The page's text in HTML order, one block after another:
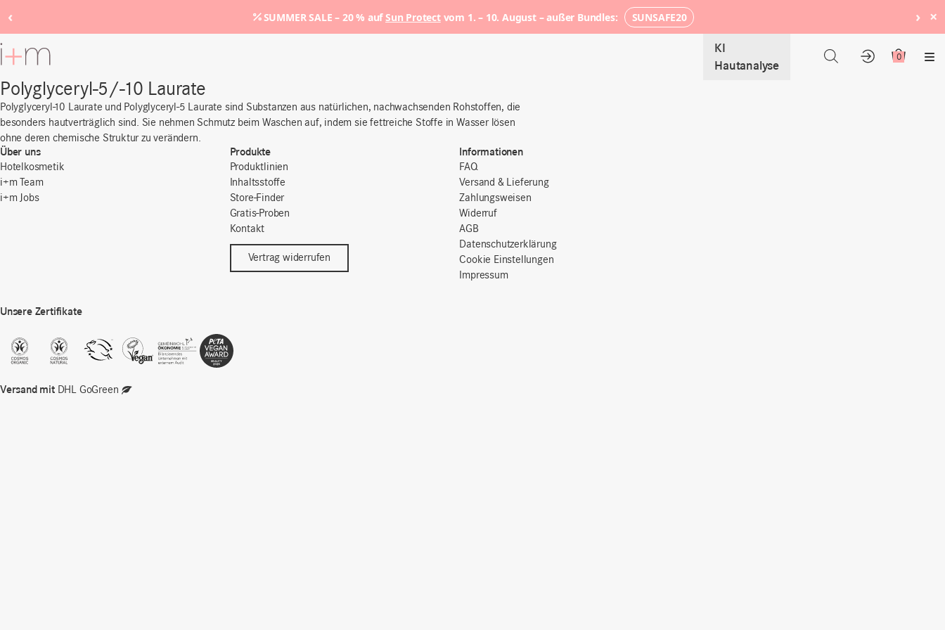
SUMMER SALE – 20 % aufSun Protectvom 1. – 10. August – außer Bundles: SUNSAFE20 ×
‹ ›
Zum
Hauptinhalt
KI
Hautanalyse
0
Polyglyceryl-5/-10 Laurate
Polyglyceryl-10 Laurate und Polyglyceryl-5 Laurate sind Substanzen aus natürlichen, nachwachsenden Rohstoffen, die
besonders hautverträglich sind. Sie nehmen Schmutz beim Waschen auf, indem sie fettreiche Stoffe in Wasser lösen
ohne deren chemische Struktur zu verändern.
Über uns
Hotelkosmetik
i+m Team
i+m Jobs
Produkte
Produktlinien
Inhaltsstoffe
Store-Finder
Gratis-Proben
Kontakt
Vertrag widerrufen
Informationen
FAQ
Versand & Lieferung
Zahlungsweisen
Widerruf
AGB
Datenschutzerklärung
Cookie Einstellungen
Impressum
Unsere Zertifikate
Versand mitDHL GoGreen